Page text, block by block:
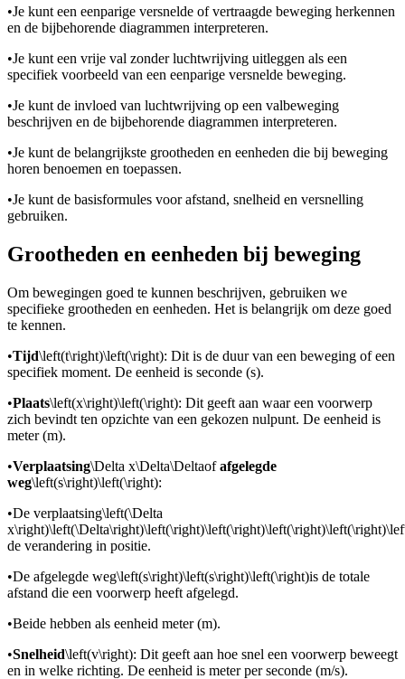
•Je kunt een eenparige versnelde of vertraagde beweging herkennen
en de bijbehorende diagrammen interpreteren.
•Je kunt een vrije val zonder luchtwrijving uitleggen als een
specifiek voorbeeld van een eenparige versnelde beweging.
•Je kunt de invloed van luchtwrijving op een valbeweging
beschrijven en de bijbehorende diagrammen interpreteren.
•Je kunt de belangrijkste grootheden en eenheden die bij beweging
horen benoemen en toepassen.
•Je kunt de basisformules voor afstand, snelheid en versnelling
gebruiken.
Grootheden en eenheden bij beweging
Om bewegingen goed te kunnen beschrijven, gebruiken we
specifieke grootheden en eenheden. Het is belangrijk om deze goed
te kennen.
•Tijd\left(t\right)\left(\right): Dit is de duur van een beweging of een
specifiek moment. De eenheid is seconde (s).
•Plaats\left(x\right)\left(\right): Dit geeft aan waar een voorwerp
zich bevindt ten opzichte van een gekozen nulpunt. De eenheid is
meter (m).
•Verplaatsing\Delta x\Delta\Deltaofafgelegde
weg\left(s\right)\left(\right):
•De verplaatsing\left(\Delta
de verandering in positie.
•De afgelegde weg\left(s\right)\left(s\right)\left(\right)is de totale
afstand die een voorwerp heeft afgelegd.
•Beide hebben als eenheid meter (m).
•Snelheid\left(v\right): Dit geeft aan hoe snel een voorwerp beweegt
en in welke richting. De eenheid is meter per seconde (m/s).